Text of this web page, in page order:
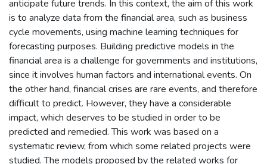
anticipate future trends. In this context, the aim of this work
is to analyze data from the financial area, such as business
cycle movements, using machine learning techniques for
forecasting purposes. Building predictive models in the
financial area is a challenge for governments and institutions,
since it involves human factors and international events. On
the other hand, financial crises are rare events, and therefore
difficult to predict. However, they have a considerable
impact, which deserves to be studied in order to be
predicted and remedied. This work was based on a
systematic review, from which some related projects were
studied. The models proposed by the related works for